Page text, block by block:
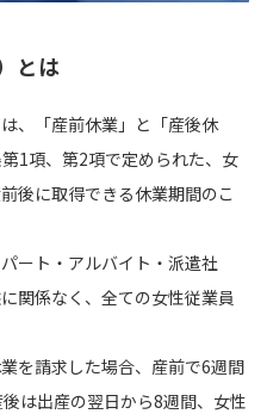
とは
、「産前休業」と「産後休
1項、第2項で定められた、女
後に取得できる休業期間のこ
ート・アルバイト・派遣社
関係なく、全ての女性従業員
を請求した場合、産前で6週間
は出産の翌日から8週間、女性